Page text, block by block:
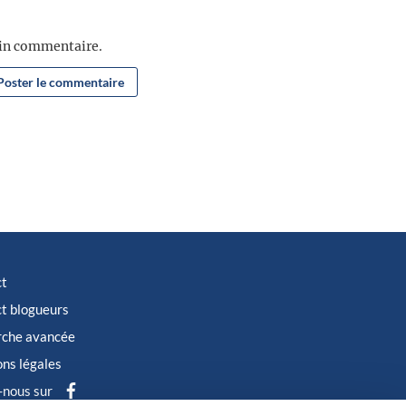
commentaire.
blogueurs
avancée
légales
sur